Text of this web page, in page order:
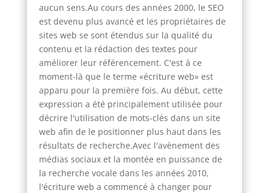
aucun sens.Au cours des années 2000, le SEO
est devenu plus avancé et les propriétaires de
sites web se sont étendus sur la qualité du
contenu et la rédaction des textes pour
améliorer leur référencement. C'est à ce
moment-là que le terme «écriture web» est
apparu pour la première fois. Au début, cette
expression a été principalement utilisée pour
décrire l'utilisation de mots-clés dans un site
web afin de le positionner plus haut dans les
résultats de recherche.Avec l'avènement des
médias sociaux et la montée en puissance de
la recherche vocale dans les années 2010,
l'écriture web a commencé à changer pour